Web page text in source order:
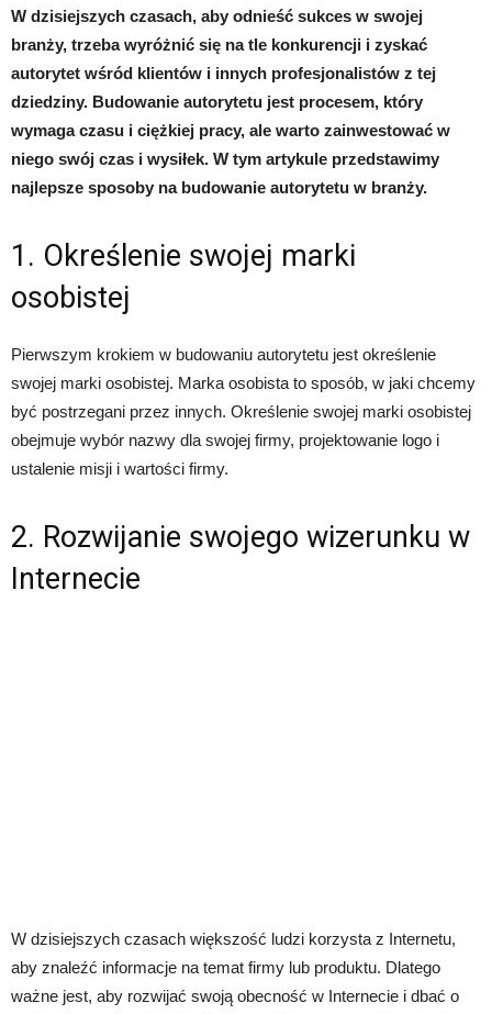
W dzisiejszych czasach, aby odnieść sukces w swojej
branży, trzeba wyróżnić się na tle konkurencji i zyskać
autorytet wśród klientów i innych profesjonalistów z tej
dziedziny. Budowanie autorytetu jest procesem, który
wymaga czasu i ciężkiej pracy, ale warto zainwestować w
niego swój czas i wysiłek. W tym artykule przedstawimy
najlepsze sposoby na budowanie autorytetu w branży.
1. Określenie swojej marki
osobistej
Pierwszym krokiem w budowaniu autorytetu jest określenie
swojej marki osobistej. Marka osobista to sposób, w jaki chcemy
być postrzegani przez innych. Określenie swojej marki osobistej
obejmuje wybór nazwy dla swojej firmy, projektowanie logo i
ustalenie misji i wartości firmy.
2. Rozwijanie swojego wizerunku w
Internecie
W dzisiejszych czasach większość ludzi korzysta z Internetu,
aby znaleźć informacje na temat firmy lub produktu. Dlatego
ważne jest, aby rozwijać swoją obecność w Internecie i dbać o